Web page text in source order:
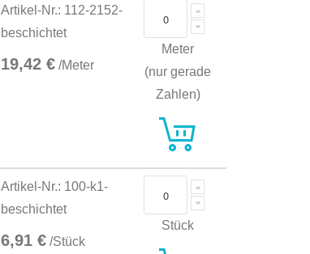
Artikel-Nr.: 112-2152-
beschichtet
19,42 € /Meter
Meter
(nur gerade
Zahlen)
Artikel-Nr.: 100-k1-
beschichtet
6,91 € /Stück
Stück